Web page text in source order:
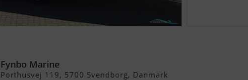
Fynbo Marine
Porthusvej 119, 5700 Svendborg, Danmark